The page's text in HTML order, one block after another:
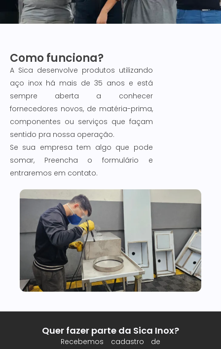
de
de
matéria-
prima e
se
Como funciona?
A Sica desenvolve produtos utilizando
aço inox há mais de 35 anos e está
sempre aberta a conhecer
fornecedores novos, de matéria-prima,
componentes ou serviços que façam
sentido pra nossa operação.
Se sua empresa tem algo que pode
somar, Preencha o formulário e
entraremos em contato.
Quer fazer parte da Sica Inox?
Recebemos cadastro de